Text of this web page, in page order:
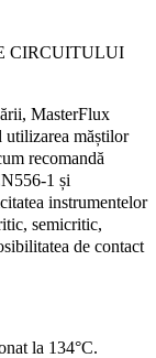
CIRCUITULUI
MasterFlux
utilizarea măștilor
recomandă
1 și
instrumentelor
semicritic,
de contact
la 134°C.